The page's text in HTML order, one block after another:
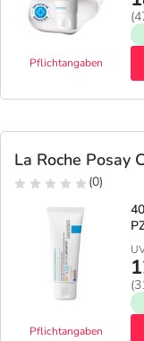
Pflichtangaben
La Roche Posay
(0)
Pflichtangaben